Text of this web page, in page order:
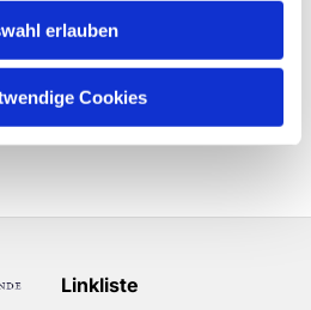
erlauben
Cookies
Linkliste